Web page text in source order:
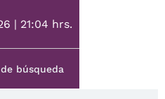
| 21:04 hrs.